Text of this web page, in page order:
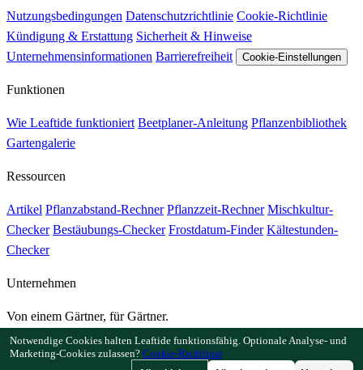
Nutzungsbedingungen Datenschutzrichtlinie Cookie-Richtlinie
Kündigung & Erstattung Sicherheit & Hinweise
Unternehmensinformationen Barrierefreiheit Cookie-Einstellungen
Funktionen
Wie Leaftide funktioniert Beetplaner-Anleitung Pflanzenbibliothek
Gartengalerie
Ressourcen
Artikel Pflanzabstand-Rechner Pflanzzeit-Rechner Mischkultur-
Checker Bestäubungs-Checker Frostdatum-Finder Kältestunden-
Checker
Unternehmen
Von einem Gärtner, für Gärtner.
Entwickelt und betreut in Großbritannien.
Notwendige Cookies halten Leaftide funktionsfähig. Optionale Analyse- und
Marketing-Cookies zulassen? Cookie-Richtlinie